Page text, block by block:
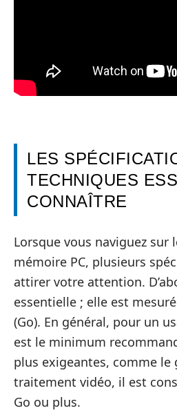
LES
TECHNIQUES
CONNAÎTRE
Lorsque vous naviguez sur
mémoire PC, plusieurs
attirer votre attention.
essentielle ; elle est
(Go). En général, pour un
est le minimum
plus exigeantes, comme le
traitement vidéo, il est
Go ou plus.